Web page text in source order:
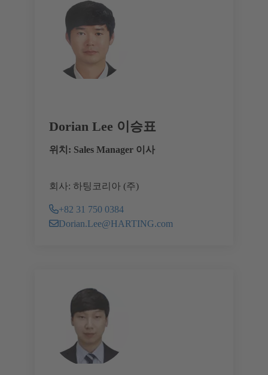
Dorian Lee 이승표
위치: Sales Manager 이사
회사: 하팅코리아 (주)
+82 31 750 0384
Dorian.Lee@HARTING.com